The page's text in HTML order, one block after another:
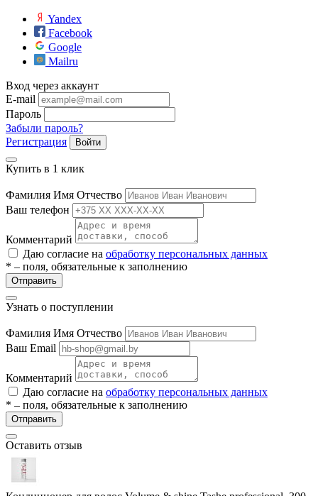
Yandex
Facebook
Google
Mailru
Вход через аккаунт
E-mail
Пароль
Забыли пароль?
Регистрация
Войти
Купить в 1 клик
Фамилия Имя Отчество
Ваш телефон
Комментарий
Даю согласие на обработку персональных данных
* – поля, обязательные к заполнению
Отправить
Узнать о поступлении
Фамилия Имя Отчество
Ваш Email
Комментарий
Даю согласие на обработку персональных данных
* – поля, обязательные к заполнению
Отправить
Оставить отзыв